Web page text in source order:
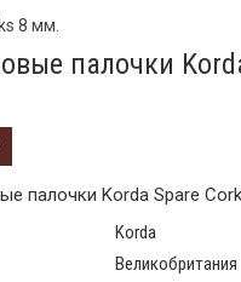
8 мм.
палочки
палочки Korda Spare
Korda
Великобритания